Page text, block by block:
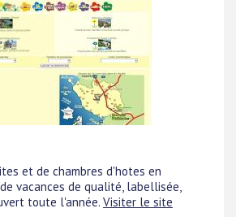
et de chambres d'hotes en
vacances de qualité, labellisée,
toute l'année. Visiter le site